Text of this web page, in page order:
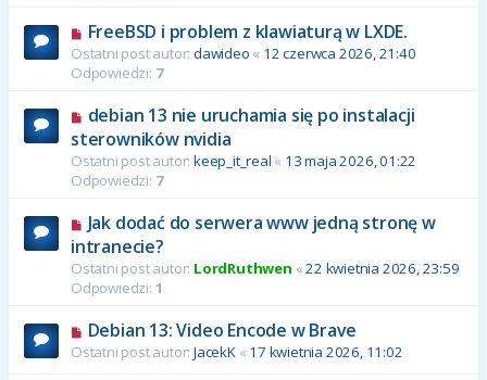
FreeBSD i problem z klawiaturą w LXDE.
Ostatni post autor: dawideo « 12 czerwca 2026, 21:40
Odpowiedzi: 7
debian 13 nie uruchamia się po instalacji
sterowników nvidia
Ostatni post autor: keep_it_real « 13 maja 2026, 01:22
Odpowiedzi: 7
Jak dodać do serwera www jedną stronę w
intranecie?
Ostatni post autor: LordRuthwen «22 kwietnia 2026, 23:59
Odpowiedzi: 1
Debian 13: Video Encode w Brave
Ostatni post autor: JacekK« 17 kwietnia 2026, 11:02